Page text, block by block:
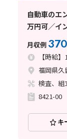
自動車のエ
万円可／イ
月収例
【時給
福岡県久
8421-00
キ